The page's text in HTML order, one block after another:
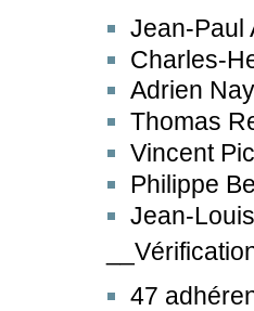
Jean-Paul
Charles-
Adrien
Thomas
Vincent
Philippe
Jean-
47